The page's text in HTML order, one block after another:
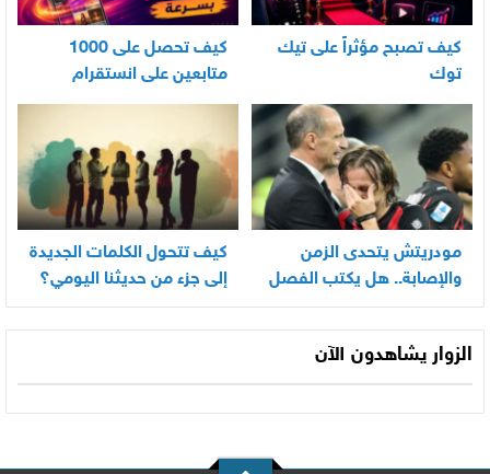
كيف تصبح مؤثراً على تيك
توك
كيف تحصل على 1000
متابعين على انستقرام
بسرعة
مودريتش يتحدى الزمن
والإصابة.. هل يكتب الفصل
الأخير في أسطورته
المونديالية؟
كيف تتحول الكلمات الجديدة
إلى جزء من حديثنا اليومي؟
الزوار يشاهدون الآن